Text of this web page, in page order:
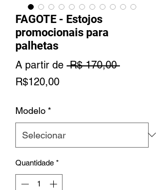
FAGOTE - Estojos
promocionais para
palhetas
A partir de R$ 170,00 Preço
R$120,00Preço
Modelo *
Quantidade *